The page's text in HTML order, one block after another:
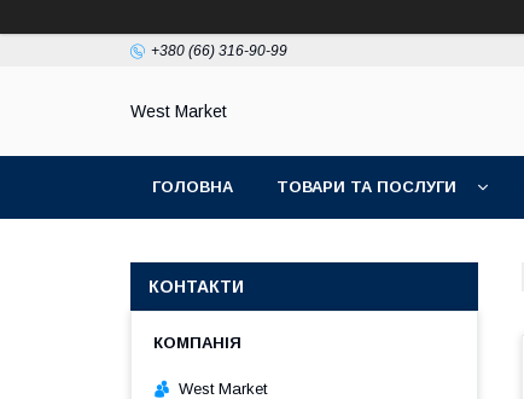
+380 (66) 316-90-99
West Market
ГОЛОВНА ТОВАРИ ТА ПОСЛУГИ
КОНТАКТИ
West Market